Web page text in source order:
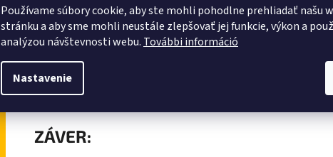
Používame súbory cookie, aby ste mohli pohodlne prehliadať našu
stránku a aby sme mohli neustále zlepšovať jej funkcie, výkon a
analýzou návštevnosti webu. További információ
Nastavenie
Predlžuje životnosť práčky.
Znižuje spotrebu energie vďaka čistým súčastiam.
Zabezpečuje, že bielizeň je praná v hygienicky čistom
Minimalizuje riziko poškodenia práčky usadeninami.
ZÁVER: